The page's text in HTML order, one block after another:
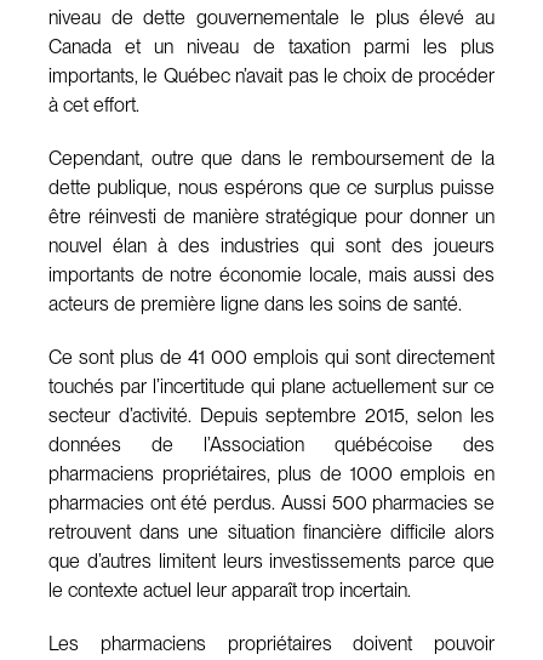
niveau de dette gouvernementale le plus élevé au
Canada et un niveau de taxation parmi les plus
importants, le Québec n’avait pas le choix de procéder
à cet effort.
Cependant, outre que dans le remboursement de la
dette publique, nous espérons que ce surplus puisse
être réinvesti de manière stratégique pour donner un
nouvel élan à des industries qui sont des joueurs
importants de notre économie locale, mais aussi des
acteurs de première ligne dans les soins de santé.
Ce sont plus de 41 000 emplois qui sont directement
touchés par l’incertitude qui plane actuellement sur ce
secteur d’activité. Depuis septembre 2015, selon les
données de l’Association québécoise des
pharmaciens propriétaires, plus de 1000 emplois en
pharmacies ont été perdus. Aussi 500 pharmacies se
retrouvent dans une situation financière difficile alors
que d’autres limitent leurs investissements parce que
le contexte actuel leur apparaît trop incertain.
Les pharmaciens propriétaires doivent pouvoir